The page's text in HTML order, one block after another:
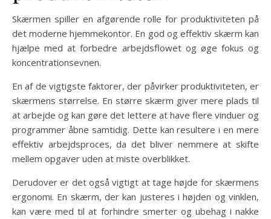
Skærmen spiller en afgørende rolle for produktiviteten på
det moderne hjemmekontor. En god og effektiv skærm kan
hjælpe med at forbedre arbejdsflowet og øge fokus og
koncentrationsevnen.
En af de vigtigste faktorer, der påvirker produktiviteten, er
skærmens størrelse. En større skærm giver mere plads til
at arbejde og kan gøre det lettere at have flere vinduer og
programmer åbne samtidig. Dette kan resultere i en mere
effektiv arbejdsproces, da det bliver nemmere at skifte
mellem opgaver uden at miste overblikket.
Derudover er det også vigtigt at tage højde for skærmens
ergonomi. En skærm, der kan justeres i højden og vinklen,
kan være med til at forhindre smerter og ubehag i nakke